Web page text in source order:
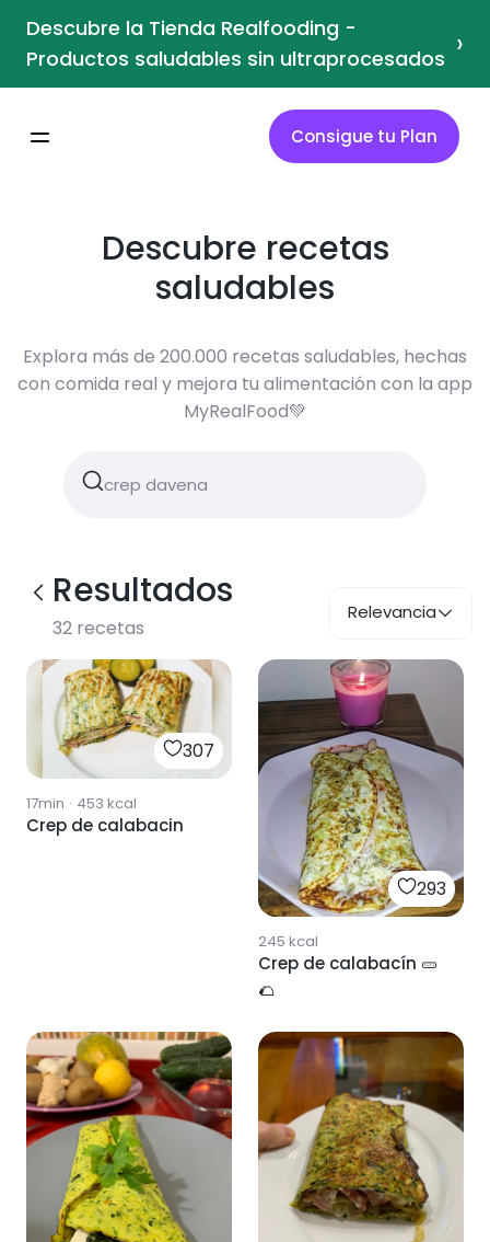
Descubre la Tienda Realfooding -
Productos saludables sin ultraprocesados ›
Consigue tu Plan
Descubre recetas
saludables
Explora más de 200.000 recetas saludables, hechas
con comida real y mejora tu alimentación con la app
MyRealFood💚
Resultados
32 recetas
Relevancia
307
17min · 453 kcal
Crep de calabacin
293
245 kcal
Crep de calabacín 🥒
🌮